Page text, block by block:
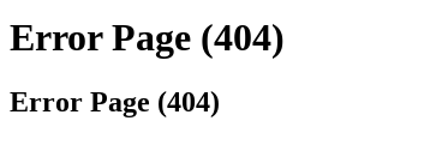
Error Page (404)
Error Page (404)